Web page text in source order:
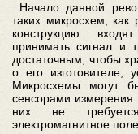
Начало данной
таких микросхем, как
конструкцию
принимать сигнал и
достаточным, чтобы
о его изготовителе,
Микросхемы могут
сенсорами измерения
них не
электромагнитное поле.